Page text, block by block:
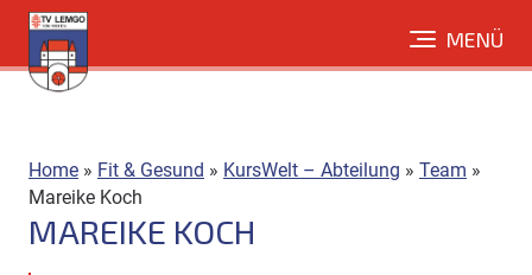
Direkt
zum
Inhalt
MENÜ
Home » Fit & Gesund » KursWelt – Abteilung » Team »
Mareike Koch
MAREIKE KOCH